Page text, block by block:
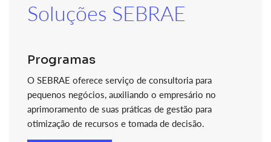
Soluções SEBRAE
Programas
O SEBRAE oferece serviço de consultoria para
pequenos negócios, auxiliando o empresário no
aprimoramento de suas práticas de gestão para
otimização de recursos e tomada de decisão.